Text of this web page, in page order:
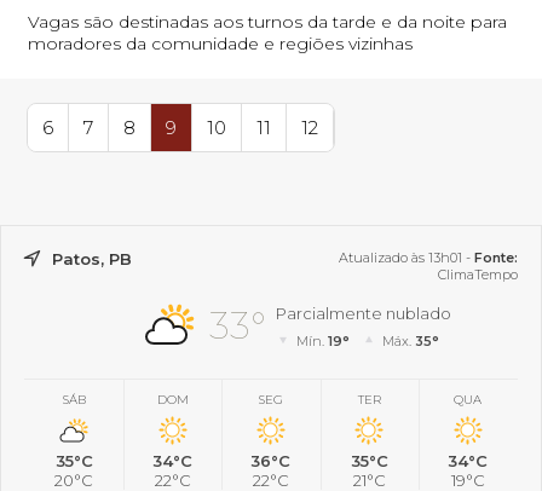
Vagas são destinadas aos turnos da tarde e da noite para
moradores da comunidade e regiões vizinhas
6 7 8 9 10 11 12
Patos, PB Atualizado às 13h01 - Fonte:
ClimaTempo
33° Parcialmente nublado
Mín.19° Máx. 35°
SÁB
35°C
20°C
DOM
34°C
22°C
SEG
36°C
22°C
TER
35°C
21°C
QUA
34°C
19°C